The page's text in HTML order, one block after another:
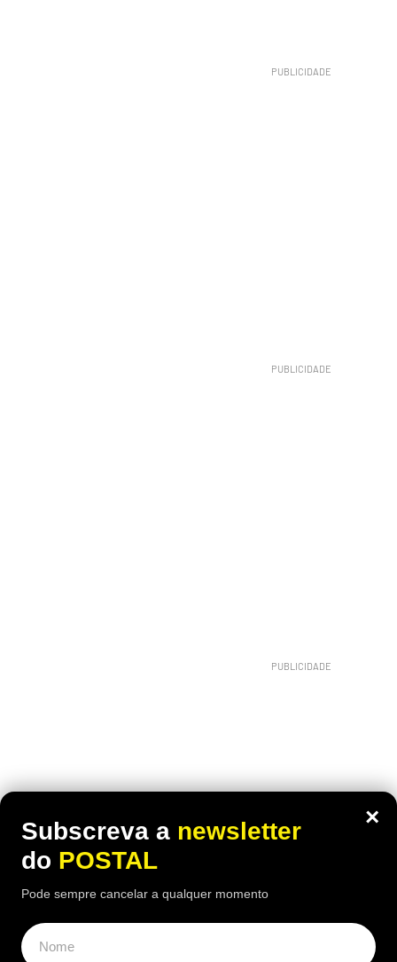
×
Subscreva a newsletter
do POSTAL
Pode sempre cancelar a qualquer momento